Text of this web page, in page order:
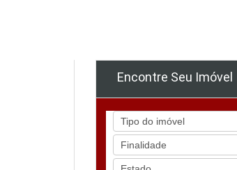
Encontre Seu Imóvel